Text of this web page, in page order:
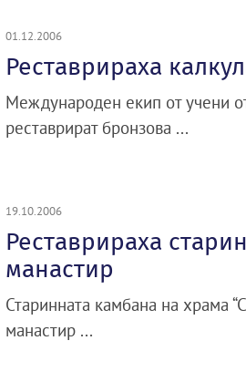
01.12.2006
Реставрираха
Международен екип от учени
реставрират бронзова ...
19.10.2006
Реставрираха
манастир
Старинната камбана на храма
манастир ...